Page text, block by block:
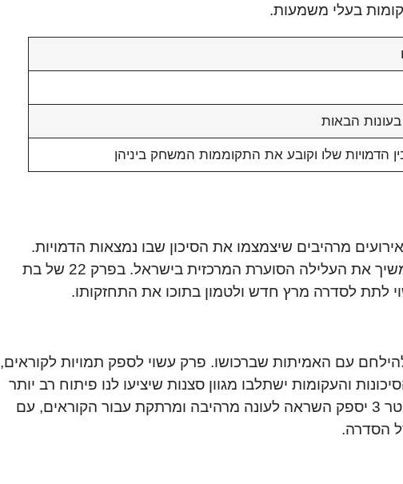
בעלי משמעות.
הבאות
מגוון אירועים מרהיבים שיצמצמו את הסיכון שבו נמצאות הדמויות.
יתפתחו סיפורים נוספים ויאפשרו לצופים להתרכז בפרטים נוספים העשויים להמשיך את העלילה הסוערת המרכזית בישראל. בפרק 22 של בת
שיתרכזו להילחם עם האמיתות שברכושו. פרק עשוי לספק תמויות לקוראים,
והעקומות ישתלבו מגוון סצנות שיציעו לנו פיתוח רב יותר
של הדמויות ושיפור מתמשך של העלילה המרכזית. מקווה שפרק 22 של בת השוטר 3 יספק השראה לעונה מרהיבה ומרתקת עבור הקוראים, עם
הסדרה.